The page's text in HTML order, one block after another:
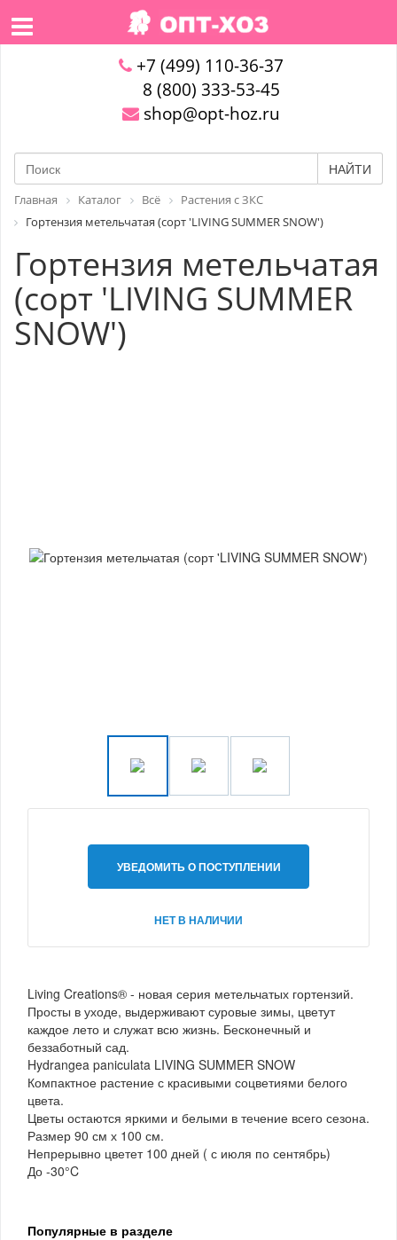
+7 (499) 110-36-37
8 (800) 333-53-45
shop@opt-hoz.ru
НАЙТИ
Главная Каталог Всё
Растения с ЗКС
Гортензия метельчатая (сорт 'LIVING SUMMER SNOW')
Гортензия метельчатая
(сорт 'LIVING SUMMER
SNOW')
УВЕДОМИТЬ О ПОСТУПЛЕНИИ
НЕТ В НАЛИЧИИ
Living Creations® - новая серия метельчатых гортензий.
Просты в уходе, выдерживают суровые зимы, цветут
каждое лето и служат всю жизнь. Бесконечный и
беззаботный сад.
Hydrangea paniculata LIVING SUMMER SNOW
Компактное растение с красивыми соцветиями белого
цвета.
Цветы остаются яркими и белыми в течение всего сезона.
Размер 90 см х 100 см.
Непрерывно цветет 100 дней ( с июля по сентябрь)
До -30°C
Популярные в разделе